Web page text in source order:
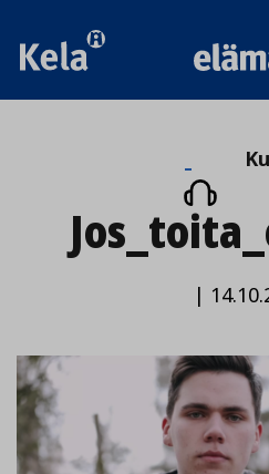
|